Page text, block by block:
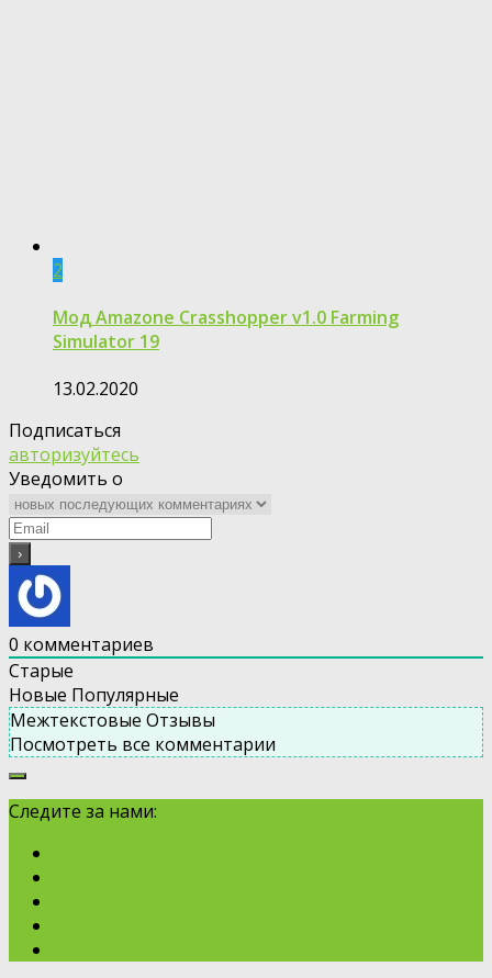
2
Мод Amazone Crasshopper v1.0 Farming
Simulator 19
13.02.2020
Подписаться
авторизуйтесь
Уведомить о
0 комментариев
Старые
Новые Популярные
Межтекстовые Отзывы
Посмотреть все комментарии
Следите за нами: